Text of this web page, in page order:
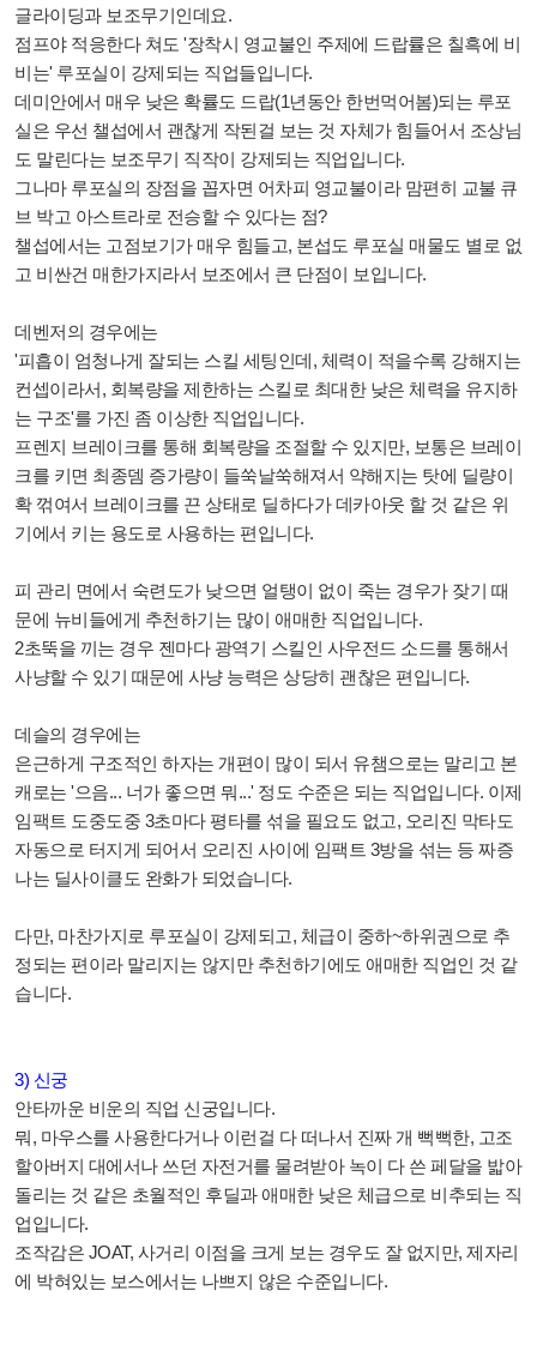
글라이딩과 보조무기인데요.
점프야 적응한다 쳐도 '장착시 영교불인 주제에 드랍률은 칠흑에 비
비는' 루포실이 강제되는 직업들입니다.
데미안에서 매우 낮은 확률도 드랍(1년동안 한번먹어봄)되는 루포
실은 우선 챌섭에서 괜찮게 작된걸 보는 것 자체가 힘들어서 조상님
도 말린다는 보조무기 직작이 강제되는 직업입니다.
그나마 루포실의 장점을 꼽자면 어차피 영교불이라 맘편히 교불 큐
브 박고 아스트라로 전승할 수 있다는 점?
챌섭에서는 고점보기가 매우 힘들고, 본섭도 루포실 매물도 별로 없
고 비싼건 매한가지라서 보조에서 큰 단점이 보입니다.
데벤저의 경우에는
'피흡이 엄청나게 잘되는 스킬 세팅인데, 체력이 적을수록 강해지는
컨셉이라서, 회복량을 제한하는 스킬로 최대한 낮은 체력을 유지하
는 구조'를 가진 좀 이상한 직업입니다.
프렌지 브레이크를 통해 회복량을 조절할 수 있지만, 보통은 브레이
크를 키면 최종뎀 증가량이 들쑥날쑥해져서 약해지는 탓에 딜량이
확 꺾여서 브레이크를 끈 상태로 딜하다가 데카아웃 할 것 같은 위
기에서 키는 용도로 사용하는 편입니다.
피 관리 면에서 숙련도가 낮으면 얼탱이 없이 죽는 경우가 잦기 때
문에 뉴비들에게 추천하기는 많이 애매한 직업입니다.
2초뚝을 끼는 경우 젠마다 광역기 스킬인 사우전드 소드를 통해서
사냥할 수 있기 때문에 사냥 능력은 상당히 괜찮은 편입니다.
데슬의 경우에는
은근하게 구조적인 하자는 개편이 많이 되서 유챔으로는 말리고 본
캐로는 '으음... 너가 좋으면 뭐...' 정도 수준은 되는 직업입니다. 이제
임팩트 도중도중 3초마다 평타를 섞을 필요도 없고, 오리진 막타도
자동으로 터지게 되어서 오리진 사이에 임팩트 3방을 섞는 등 짜증
나는 딜사이클도 완화가 되었습니다.
다만, 마찬가지로 루포실이 강제되고, 체급이 중하~하위권으로 추
정되는 편이라 말리지는 않지만 추천하기에도 애매한 직업인 것 같
습니다.
3) 신궁
안타까운 비운의 직업 신궁입니다.
뭐, 마우스를 사용한다거나 이런걸 다 떠나서 진짜 개 뻑뻑한, 고조
할아버지 대에서나 쓰던 자전거를 물려받아 녹이 다 쓴 페달을 밟아
돌리는 것 같은 초월적인 후딜과 애매한 낮은 체급으로 비추되는 직
업입니다.
조작감은 JOAT, 사거리 이점을 크게 보는 경우도 잘 없지만, 제자리
에 박혀있는 보스에서는 나쁘지 않은 수준입니다.